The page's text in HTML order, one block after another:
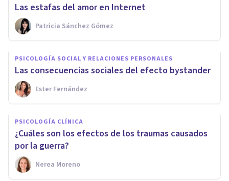
Las estafas del amor en Internet
Patricia Sánchez Gómez
PSICOLOGÍA SOCIAL Y RELACIONES PERSONALES
Las consecuencias sociales del efecto bystander
Ester Fernández
PSICOLOGÍA CLÍNICA
¿Cuáles son los efectos de los traumas causados
por la guerra?
Nerea Moreno